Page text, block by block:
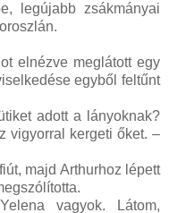
legújabb zsákmányai
elnézve meglátott egy
egyből feltűnt
adott a lányoknak?
vigyorral kergeti őket. –
majd Arthurhoz lépett
vagyok. Látom,